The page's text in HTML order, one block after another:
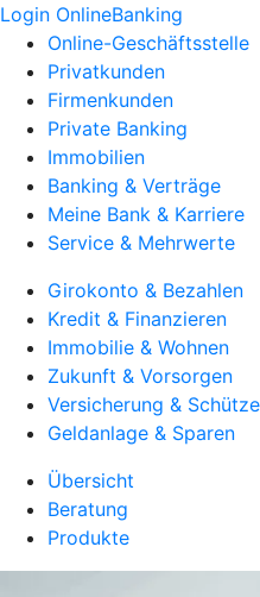
Login OnlineBanking
Online-Geschäftsstelle
Privatkunden
Firmenkunden
Private Banking
Immobilien
Banking & Verträge
Meine Bank & Karriere
Service & Mehrwerte
Girokonto & Bezahlen
Kredit & Finanzieren
Immobilie & Wohnen
Zukunft & Vorsorgen
Versicherung &
Geldanlage & Sparen
Übersicht
Beratung
Produkte